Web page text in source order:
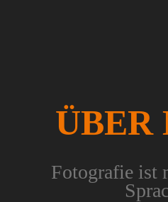
ÜBER
Fotografie ist